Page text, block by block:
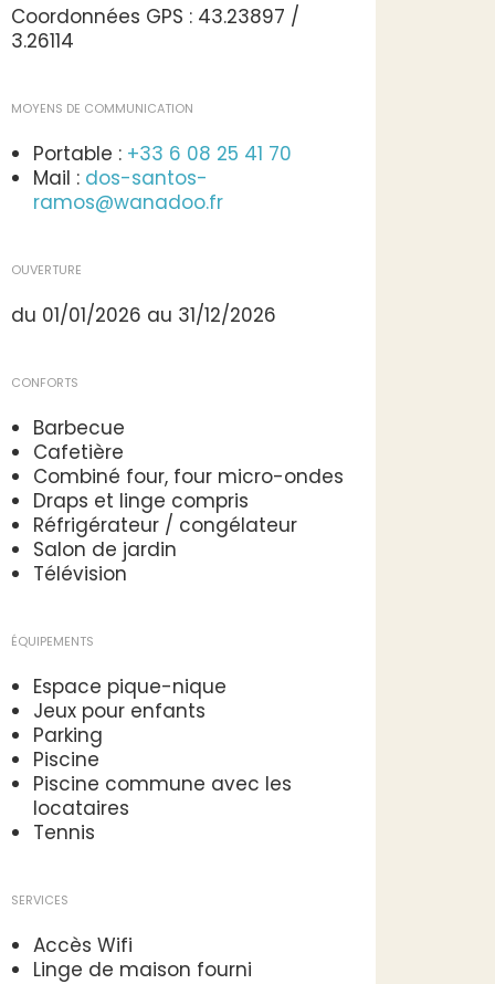
Coordonnées GPS : 43.23897 /
3.26114
MOYENS DE COMMUNICATION
Portable : +33 6 08 25 41 70
Mail : dos-santos-
ramos@wanadoo.fr
OUVERTURE
du 01/01/2026 au 31/12/2026
CONFORTS
Barbecue
Cafetière
Combiné four, four micro-ondes
Draps et linge compris
Réfrigérateur / congélateur
Salon de jardin
Télévision
ÉQUIPEMENTS
Espace pique-nique
Jeux pour enfants
Parking
Piscine
Piscine commune avec les
locataires
Tennis
SERVICES
Accès Wifi
Linge de maison fourni